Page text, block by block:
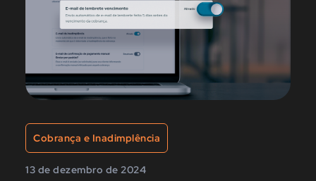
Cobrança e Inadimplência
13 de dezembro de 2024